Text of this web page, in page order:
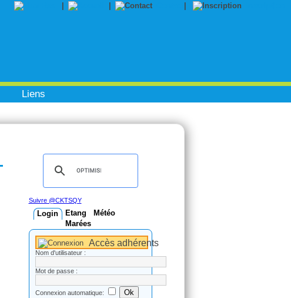
Liens
Suivre @CKTSQY
Login Etang
Météo
Marées
Accès adhérents
Nom d'utilisateur :
Mot de passe :
Connexion automatique: